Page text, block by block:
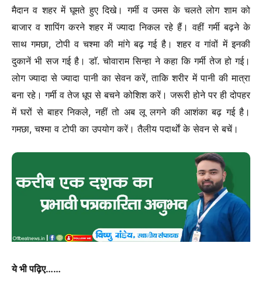
मैदान व शहर में घूमते हुए दिखे। गर्मी व उमस के चलते लोग शाम को
बाजार व शापिंग करने शहर में ज्यादा निकल रहे हैं। वहीं गर्मी बढ़ने के
साथ गमछा, टोपी व चश्मा की मांगे बढ़ गई है। शहर व गांवों में इनकी
दुकानें भी सज गई है। डाॅ. चोवाराम सिन्हा ने कहा कि गर्मी तेज हो गई।
लोग ज्यादा से ज्यादा पानी का सेवन करें, ताकि शरीर में पानी की मात्रा
बना रहे। गर्मी व तेज धूप से बचने कोशिश करें। जरूरी होने पर ही दोपहर
में घरों से बाहर निकले, नहीं तो अब लू लगने की आशंका बढ़ गई है।
गमछा, चश्मा व टोपी का उपयोग करें। तैलीय पदार्थाें के सेवन से बचें।
ये भी पढ़िए……